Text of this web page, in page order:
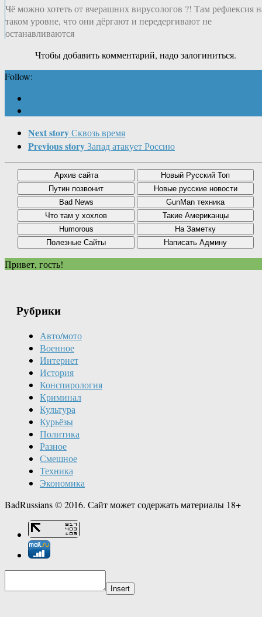
Чё можно хотеть от вчерашних вирусологов ?! Там рефлексия
таком уровне, что они дёргают и передергивают не
останавливаются
Чтобы добавить комментарий, надо залогиниться.
Follow:
Next storyСквозь время
Previous storyЗапад атакует Россию
Привет, гость!
Рубрики
Авто/мото
Военное
Интернет
История
Конспирология
Криминал
Культура
Курьёзы
Политика
Разное
Смешное
Техника
Экономика
BadRussians © 2016. Сайт может содержать материалы 18+
Insert